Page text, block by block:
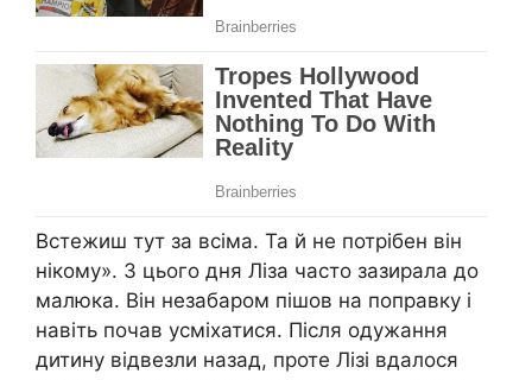
Встежиш тут за всіма. Та й не потрібен він
нікому». З цього дня Ліза часто зазирала до
малюка. Він незабаром пішов на поправку і
навіть почав усміхатися. Після одужання
дитину відвезли назад, проте Лізі вдалося